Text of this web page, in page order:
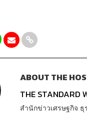
ABOUT THE
THE STANDARD
สำนักข่าวเศรษฐกิจ ธุ